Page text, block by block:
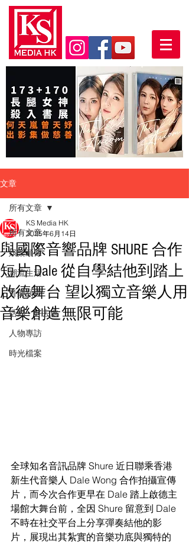
文章
所有文章
娛樂頭條
潮流生活
音樂頻道
活動・好去處
人物專訪
時光檔案
所有文章
與國際音響品牌 SHURE 合作
短片 Dale 從自學結他到踏上
啟德舞台 望以獨立音樂人用
音樂創造無限可能
KS Media HK
2025年6月14日
全球知名音訊品牌 Shure 近日聯乘香港
新生代音樂人 Dale Wong 合作拍攝宣傳
片，而今次合作更早在 Dale 踏上啟德主
場館大舞台前，全因 Shure 留意到 Dale
不時在社交平台上分享彈奏結他的影
片，展現出其紮實的音樂功底與獨特的